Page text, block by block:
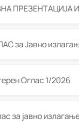
Оглас 1/2026
за јавно